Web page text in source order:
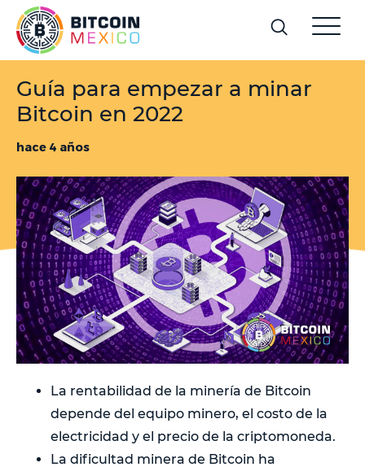
Guía para empezar a minar
Bitcoin en 2022
hace 4 años
La rentabilidad de la minería de Bitcoin
depende del equipo minero, el costo de la
electricidad y el precio de la criptomoneda.
La dificultad minera de Bitcoin ha